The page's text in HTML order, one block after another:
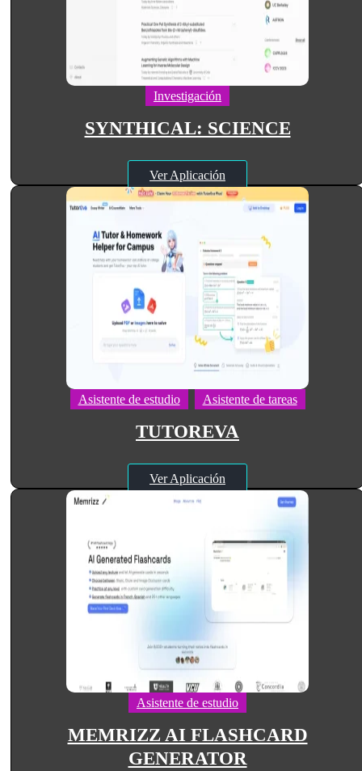
Investigación
SYNTHICAL: SCIENCE
Ver Aplicación
Asistente de estudio Asistente de tareas
TUTOREVA
Ver Aplicación
Asistente de estudio
MEMRIZZ AI FLASHCARD
GENERATOR